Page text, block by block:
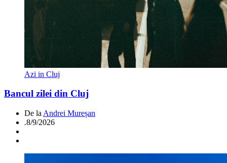
Azi in Cluj
Bancul zilei din Cluj
De la Andrei Mureșan
.8/9/2026